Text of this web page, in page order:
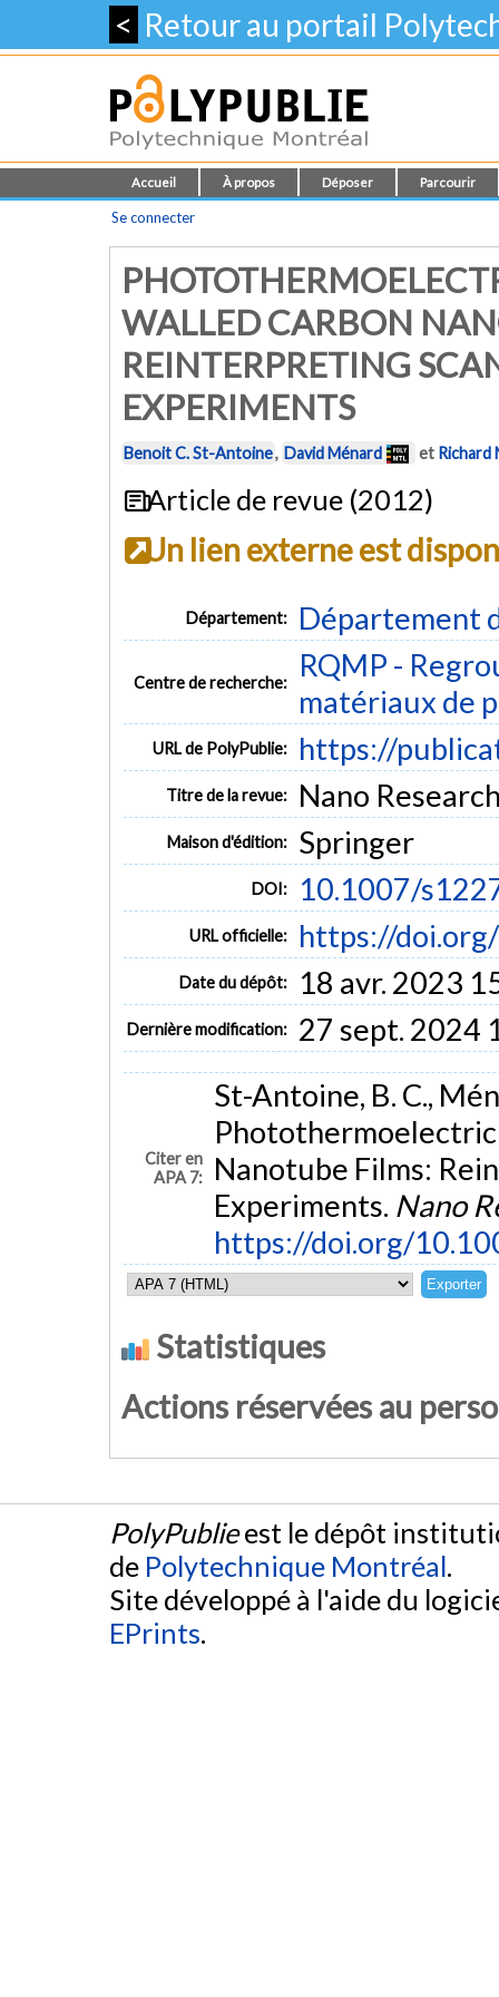
< Retour au portail
Accueil À propos Déposer Parcourir
Se connecter
WALLED CARBON
REINTERPRETING
EXPERIMENTS
Benoit C. St-Antoine, David Ménard et Richard
Article de revue (2012)
Un lien externe est
Département: Département
Centre de recherche:
RQMP -
matériaux de
URL de PolyPublie: https://
Titre de la revue: Nano
Maison d'édition: Springer
DOI: 10.1007/
URL officielle: https://
Date du dépôt: 18 avr. 2023
Dernière modification: 27 sept. 2024
Citer en
APA 7:
St-Antoine, B. C.,
Nanotube Films:
Experiments. Nano
https://doi.org/
Statistiques
Actions réservées au
PolyPublieest le dépôt
de Polytechnique Montréal.
Site développé à l'aide du
EPrints.